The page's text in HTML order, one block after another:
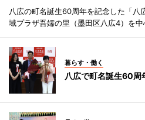
八広の町名誕生60周年を記念した「八
域プラザ吾嬬の里（墨田区八広4）を中
暮らす・働く
八広で町名誕生60